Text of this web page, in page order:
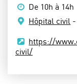
Horaires :
De 10h à 14h
Lieu :Hôpital civil
Site web :
https://
civil/